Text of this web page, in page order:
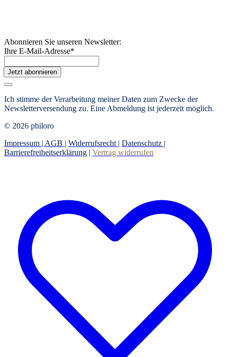
Abonnieren Sie unseren Newsletter:
Ihre E-Mail-Adresse*
Jetzt abonnieren
Ich stimme der Verarbeitung meiner Daten zum Zwecke der
Newsletterversendung zu. Eine Abmeldung ist jederzeit möglich.
© 2026 philoro
Impressum | AGB | Widerrufsrecht | Datenschutz |
Barrierefreiheitserklärung | Vertrag widerrufen